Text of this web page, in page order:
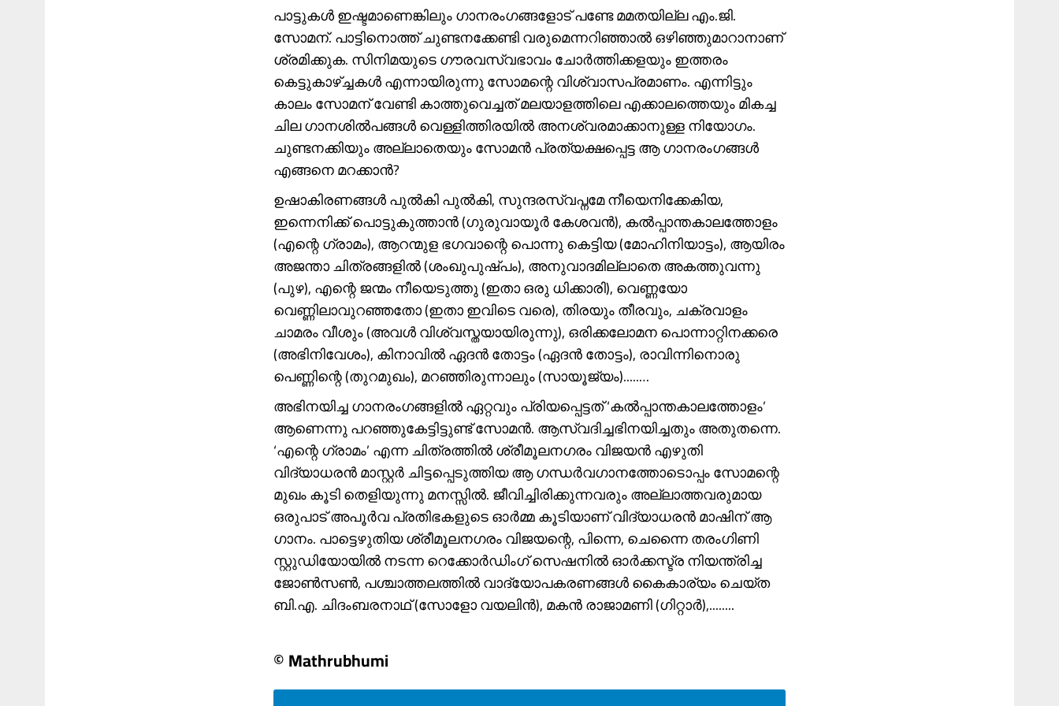
പാട്ടുകൾ ഇഷ്ടമാണെങ്കിലും ഗാനരംഗങ്ങളോട് പണ്ടേ മമതയില്ല എം.ജി.
സോമന്. പാട്ടിനൊത്ത് ചുണ്ടനക്കേണ്ടി വരുമെന്നറിഞ്ഞാൽ ഒഴിഞ്ഞുമാറാനാണ്
ശ്രമിക്കുക. സിനിമയുടെ ഗൗരവസ്വഭാവം ചോർത്തിക്കളയും ഇത്തരം
കെട്ടുകാഴ്ച്ചകൾ എന്നായിരുന്നു സോമന്റെ വിശ്വാസപ്രമാണം. എന്നിട്ടും
കാലം സോമന് വേണ്ടി കാത്തുവെച്ചത് മലയാളത്തിലെ എക്കാലത്തെയും മികച്ച
ചില ഗാനശിൽപങ്ങൾ വെള്ളിത്തിരയിൽ അനശ്വരമാക്കാനുള്ള നിയോഗം.
ചുണ്ടനക്കിയും അല്ലാതെയും സോമൻ പ്രത്യക്ഷപ്പെട്ട ആ ഗാനരംഗങ്ങൾ
എങ്ങനെ മറക്കാൻ?
ഉഷാകിരണങ്ങൾ പുൽകി പുൽകി, സുന്ദരസ്വപ്നമേ നീയെനിക്കേകിയ,
ഇന്നെനിക്ക് പൊട്ടുകുത്താൻ (ഗുരുവായൂർ കേശവൻ), കൽപ്പാന്തകാലത്തോളം
(എന്റെ ഗ്രാമം), ആറന്മുള ഭഗവാന്റെ പൊന്നു കെട്ടിയ (മോഹിനിയാട്ടം), ആയിരം
അജന്താ ചിത്രങ്ങളിൽ (ശംഖുപുഷ്പം), അനുവാദമില്ലാതെ അകത്തുവന്നു
(പുഴ), എന്റെ ജന്മം നീയെടുത്തു (ഇതാ ഒരു ധിക്കാരി), വെണ്ണയോ
വെണ്ണിലാവുറഞ്ഞതോ (ഇതാ ഇവിടെ വരെ), തിരയും തീരവും, ചക്രവാളം
ചാമരം വീശും (അവൾ വിശ്വസ്തയായിരുന്നു), ഒരിക്കലോമന പൊന്നാറ്റിനക്കരെ
(അഭിനിവേശം), കിനാവിൽ ഏദൻ തോട്ടം (ഏദൻ തോട്ടം), രാവിന്നിനൊരു
പെണ്ണിന്റെ (തുറമുഖം), മറഞ്ഞിരുന്നാലും (സായൂജ്യം).....…
അഭിനയിച്ച ഗാനരംഗങ്ങളിൽ ഏറ്റവും പ്രിയപ്പെട്ടത് ‘കൽപ്പാന്തകാലത്തോളം’
ആണെന്നു പറഞ്ഞുകേട്ടിട്ടുണ്ട് സോമൻ. ആസ്വദിച്ചഭിനയിച്ചതും അതുതന്നെ.
‘എന്റെ ഗ്രാമം’ എന്ന ചിത്രത്തിൽ ശ്രീമൂലനഗരം വിജയൻ എഴുതി
വിദ്യാധരൻ മാസ്റ്റർ ചിട്ടപ്പെടുത്തിയ ആ ഗന്ധർവഗാനത്തോടൊപ്പം സോമന്റെ
മുഖം കൂടി തെളിയുന്നു മനസ്സിൽ. ജീവിച്ചിരിക്കുന്നവരും അല്ലാത്തവരുമായ
ഒരുപാട് അപൂർവ പ്രതിഭകളുടെ ഓർമ്മ കൂടിയാണ് വിദ്യാധരൻ മാഷിന് ആ
ഗാനം. പാട്ടെഴുതിയ ശ്രീമൂലനഗരം വിജയന്റെ, പിന്നെ, ചെന്നൈ തരംഗിണി
സ്റ്റുഡിയോയിൽ നടന്ന റെക്കോർഡിംഗ് സെഷനിൽ ഓർക്കസ്ട്ര നിയന്ത്രിച്ച
ജോൺസൺ, പശ്ചാത്തലത്തിൽ വാദ്യോപകരണങ്ങൾ കൈകാര്യം ചെയ്ത
ബി.എ. ചിദംബരനാഥ് (സോളോ വയലിൻ), മകൻ രാജാമണി (ഗിറ്റാർ),........
© Mathrubhumi